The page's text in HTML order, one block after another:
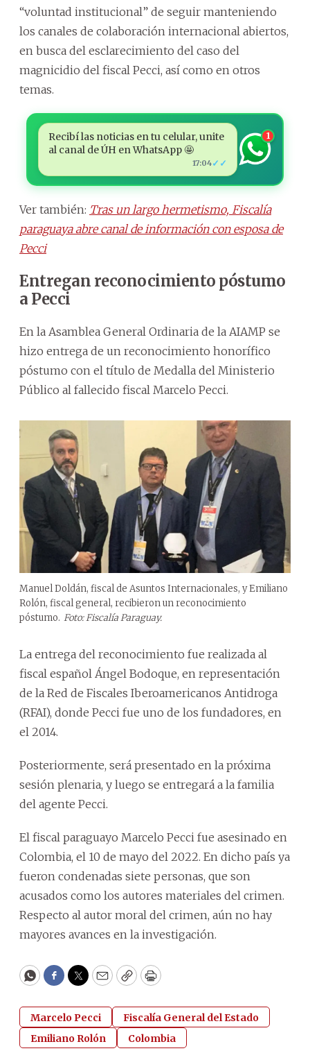
“voluntad institucional” de seguir manteniendo
los canales de colaboración internacional abiertos,
en busca del esclarecimiento del caso del
magnicidio del fiscal Pecci, así como en otros
temas.
Recibí las noticias en tu celular, unite
al canal de ÚH en WhatsApp 🤩
17:04✓✓
1
Ver también: Tras un largo hermetismo, Fiscalía
paraguaya abre canal de información con esposa de
Pecci
Entregan reconocimiento póstumo
a Pecci
En la Asamblea General Ordinaria de la AIAMP se
hizo entrega de un reconocimiento honorífico
póstumo con el título de Medalla del Ministerio
Público al fallecido fiscal Marcelo Pecci.
Manuel Doldán, fiscal de Asuntos Internacionales, y Emiliano
Rolón, fiscal general, recibieron un reconocimiento
póstumo. Foto: Fiscalía Paraguay.
La entrega del reconocimiento fue realizada al
fiscal español Ángel Bodoque, en representación
de la Red de Fiscales Iberoamericanos Antidroga
(RFAI), donde Pecci fue uno de los fundadores, en
el 2014.
Posteriormente, será presentado en la próxima
sesión plenaria, y luego se entregará a la familia
del agente Pecci.
El fiscal paraguayo Marcelo Pecci fue asesinado en
Colombia, el 10 de mayo del 2022. En dicho país ya
fueron condenadas siete personas, que son
acusados como los autores materiales del crimen.
Respecto al autor moral del crimen, aún no hay
mayores avances en la investigación.
WhatsApp
Facebook
Twitter
EmailCopyPrint
Marcelo Pecci
Fiscalía General del Estado
Emiliano Rolón
Colombia